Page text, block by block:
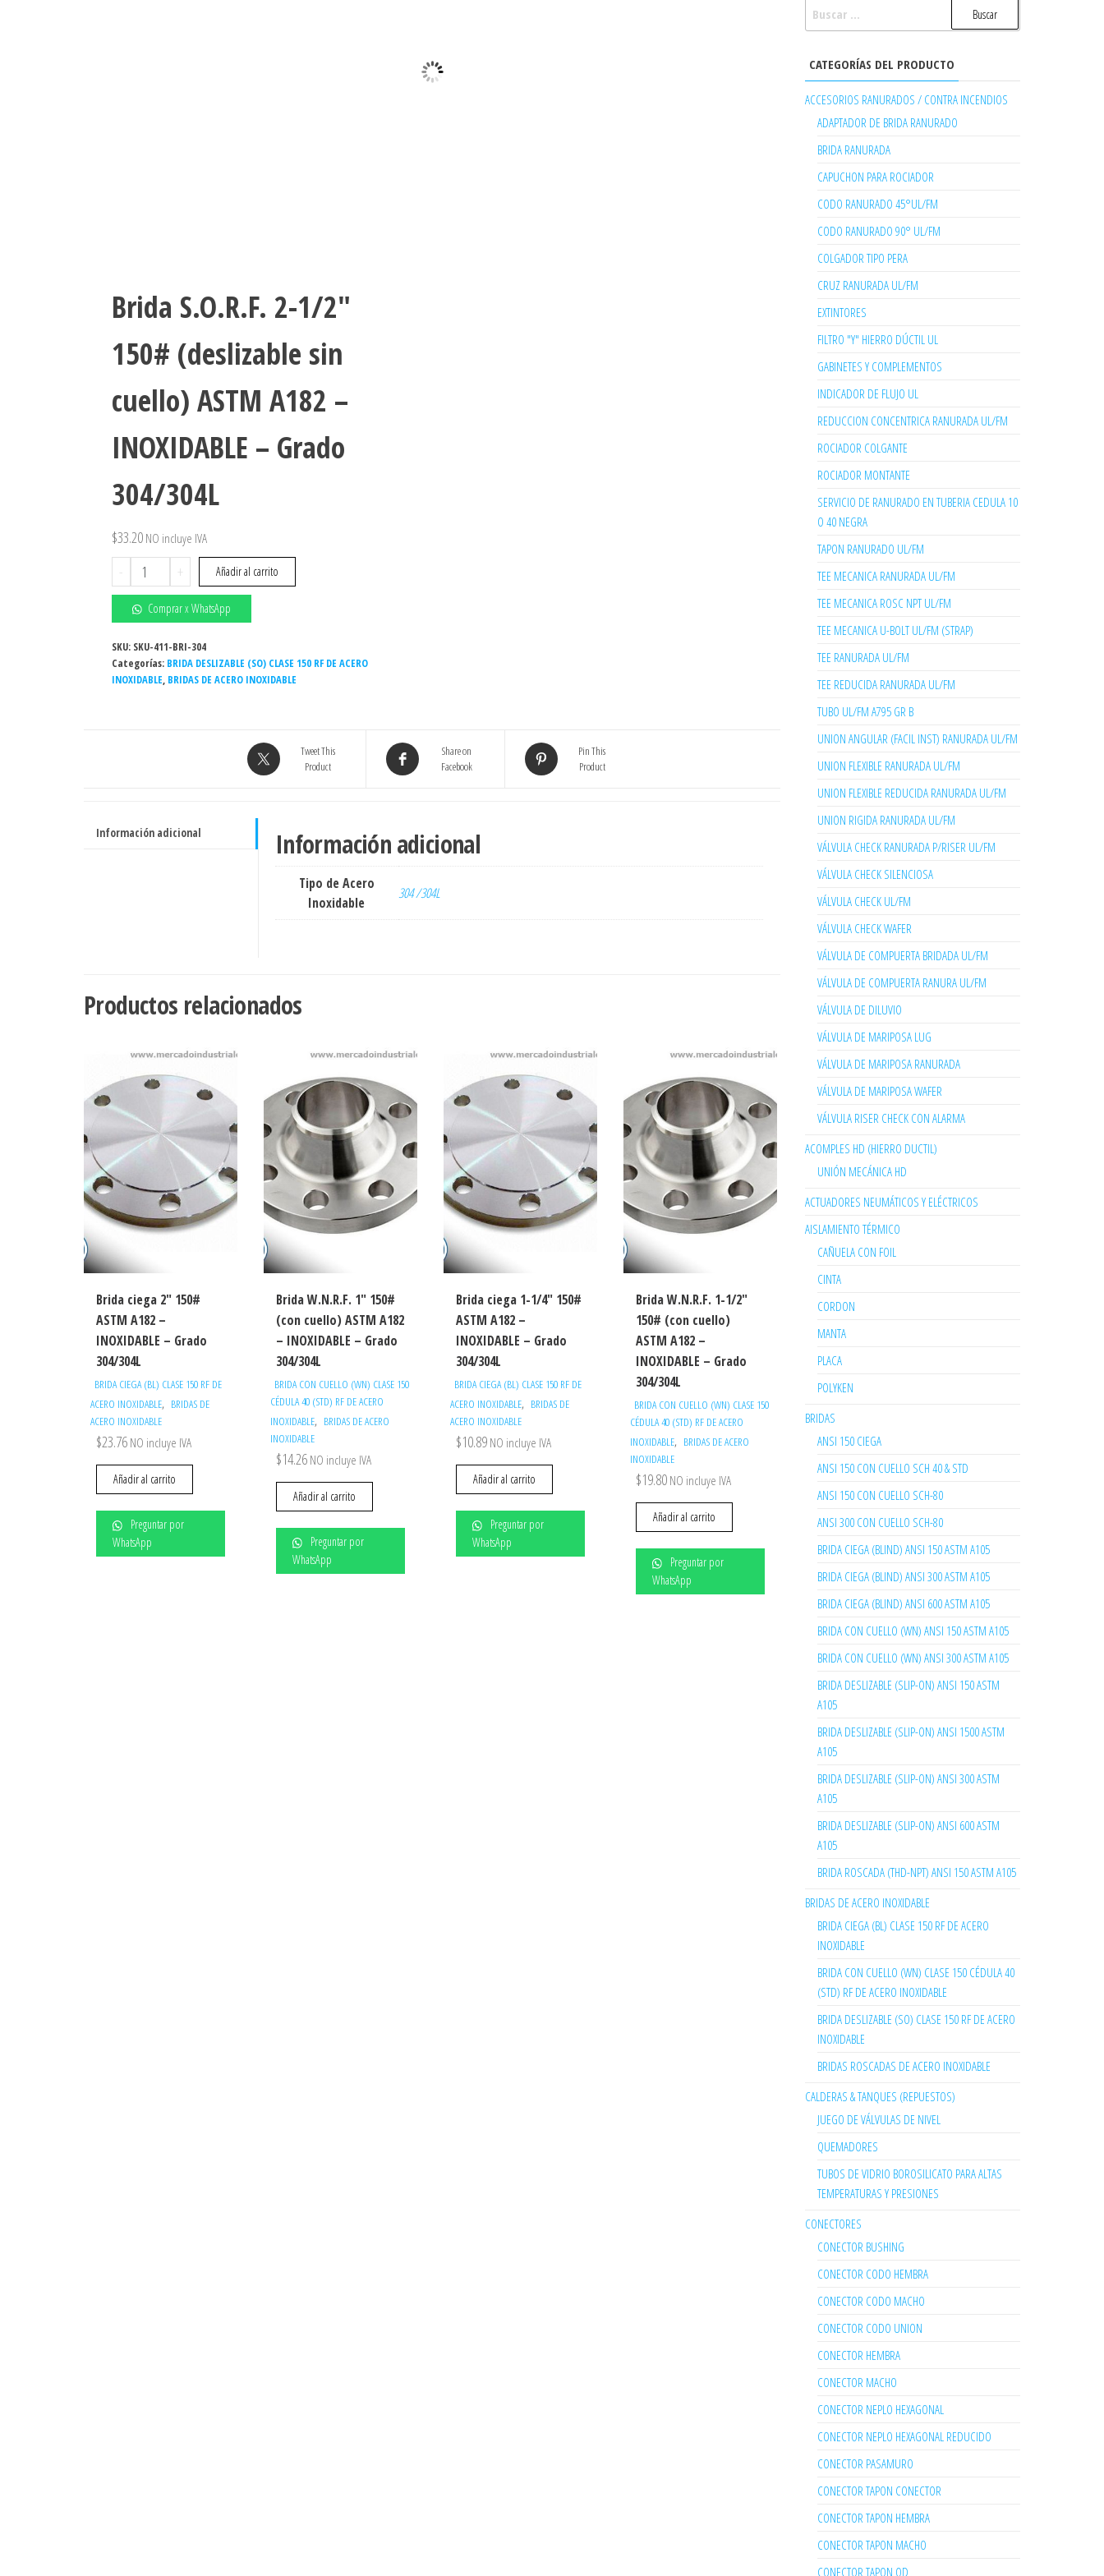
Brida S.O.R.F. 2-1/2″
150# (deslizable sin
cuello) ASTM A182 –
INOXIDABLE – Grado
304/304L
$33.20 NO incluye IVA
-
Brida
S.O.R.F.
2-
1/2"
150#
(deslizable
sin
304/304L
+ Añadir al carrito
Comprar x WhatsApp
SKU: SKU-411-BRI-304
Categorías: BRIDA DESLIZABLE (SO) CLASE 150 RF DE ACERO
INOXIDABLE, BRIDAS DE ACERO INOXIDABLE
Tweet This
Product
Share on
Facebook
Pin This
Product
Información adicional Información adicional
Tipo de Acero
Inoxidable
304 /304L
Productos relacionados
Brida ciega 2″ 150#
ASTM A182 –
INOXIDABLE – Grado
304/304L
BRIDA CIEGA (BL) CLASE 150 RF DE
ACERO INOXIDABLE, BRIDAS DE
ACERO INOXIDABLE
$23.76 NO incluye IVA
Añadir al carrito
Preguntar por
WhatsApp
Brida W.N.R.F. 1″ 150#
(con cuello) ASTM A182
– INOXIDABLE – Grado
304/304L
BRIDA CON CUELLO (WN) CLASE 150
CÉDULA 40 (STD) RF DE ACERO
INOXIDABLE, BRIDAS DE ACERO
INOXIDABLE
$14.26 NO incluye IVA
Añadir al carrito
Preguntar por
WhatsApp
Brida ciega 1-1/4″ 150#
ASTM A182 –
INOXIDABLE – Grado
304/304L
BRIDA CIEGA (BL) CLASE 150 RF DE
ACERO INOXIDABLE, BRIDAS DE
ACERO INOXIDABLE
$10.89 NO incluye IVA
Añadir al carrito
Preguntar por
WhatsApp
Brida W.N.R.F. 1-1/2″
150# (con cuello)
ASTM A182 –
INOXIDABLE – Grado
304/304L
BRIDA CON CUELLO (WN) CLASE 150
CÉDULA 40 (STD) RF DE ACERO
INOXIDABLE, BRIDAS DE ACERO
INOXIDABLE
$19.80 NO incluye IVA
Añadir al carrito
Preguntar por
WhatsApp
CATEGORÍAS DEL PRODUCTO
ACCESORIOS RANURADOS / CONTRA INCENDIOS
ADAPTADOR DE BRIDA RANURADO
BRIDA RANURADA
CAPUCHON PARA ROCIADOR
CODO RANURADO 45°UL/FM
CODO RANURADO 90° UL/FM
COLGADOR TIPO PERA
CRUZ RANURADA UL/FM
EXTINTORES
FILTRO "Y" HIERRO DÚCTIL UL
GABINETES Y COMPLEMENTOS
INDICADOR DE FLUJO UL
REDUCCION CONCENTRICA RANURADA UL/FM
ROCIADOR COLGANTE
ROCIADOR MONTANTE
SERVICIO DE RANURADO EN TUBERIA CEDULA 10
O 40 NEGRA
TAPON RANURADO UL/FM
TEE MECANICA RANURADA UL/FM
TEE MECANICA ROSC NPT UL/FM
TEE MECANICA U-BOLT UL/FM (STRAP)
TEE RANURADA UL/FM
TEE REDUCIDA RANURADA UL/FM
TUBO UL/FM A795 GR B
UNION ANGULAR (FACIL INST) RANURADA UL/FM
UNION FLEXIBLE RANURADA UL/FM
UNION FLEXIBLE REDUCIDA RANURADA UL/FM
UNION RIGIDA RANURADA UL/FM
VÁLVULA CHECK RANURADA P/RISER UL/FM
VÁLVULA CHECK SILENCIOSA
VÁLVULA CHECK UL/FM
VÁLVULA CHECK WAFER
VÁLVULA DE COMPUERTA BRIDADA UL/FM
VÁLVULA DE COMPUERTA RANURA UL/FM
VÁLVULA DE DILUVIO
VÁLVULA DE MARIPOSA LUG
VÁLVULA DE MARIPOSA RANURADA
VÁLVULA DE MARIPOSA WAFER
VÁLVULA RISER CHECK CON ALARMA
ACOMPLES HD (HIERRO DUCTIL)
UNIÓN MECÁNICA HD
ACTUADORES NEUMÁTICOS Y ELÉCTRICOS
AISLAMIENTO TÉRMICO
CAÑUELA CON FOIL
CINTA
CORDON
MANTA
PLACA
POLYKEN
BRIDAS
ANSI 150 CIEGA
ANSI 150 CON CUELLO SCH 40 & STD
ANSI 150 CON CUELLO SCH-80
ANSI 300 CON CUELLO SCH-80
BRIDA CIEGA (BLIND) ANSI 150 ASTM A105
BRIDA CIEGA (BLIND) ANSI 300 ASTM A105
BRIDA CIEGA (BLIND) ANSI 600 ASTM A105
BRIDA CON CUELLO (WN) ANSI 150 ASTM A105
BRIDA CON CUELLO (WN) ANSI 300 ASTM A105
BRIDA DESLIZABLE (SLIP-ON) ANSI 150 ASTM
A105
BRIDA DESLIZABLE (SLIP-ON) ANSI 1500 ASTM
A105
BRIDA DESLIZABLE (SLIP-ON) ANSI 300 ASTM
A105
BRIDA DESLIZABLE (SLIP-ON) ANSI 600 ASTM
A105
BRIDA ROSCADA (THD-NPT) ANSI 150 ASTM A105
BRIDAS DE ACERO INOXIDABLE
BRIDA CIEGA (BL) CLASE 150 RF DE ACERO
INOXIDABLE
BRIDA CON CUELLO (WN) CLASE 150 CÉDULA 40
(STD) RF DE ACERO INOXIDABLE
BRIDA DESLIZABLE (SO) CLASE 150 RF DE ACERO
INOXIDABLE
BRIDAS ROSCADAS DE ACERO INOXIDABLE
CALDERAS & TANQUES (REPUESTOS)
JUEGO DE VÁLVULAS DE NIVEL
QUEMADORES
TUBOS DE VIDRIO BOROSILICATO PARA ALTAS
TEMPERATURAS Y PRESIONES
CONECTORES
CONECTOR BUSHING
CONECTOR CODO HEMBRA
CONECTOR CODO MACHO
CONECTOR CODO UNION
CONECTOR HEMBRA
CONECTOR MACHO
CONECTOR NEPLO HEXAGONAL
CONECTOR NEPLO HEXAGONAL REDUCIDO
CONECTOR PASAMURO
CONECTOR TAPON CONECTOR
CONECTOR TAPON HEMBRA
CONECTOR TAPON MACHO
CONECTOR TAPON OD